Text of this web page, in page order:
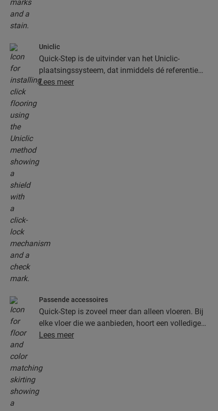
Uniclic
Quick-Step is de uitvinder van het Uniclic-
plaatsingssysteem, dat inmiddels dé referentie
onder de kliksystemen is. Gebruik het
Lees meer
Passende accessoires
Quick-Step is zoveel meer dan alleen vloeren. Bij
elke vloer die we aanbieden, hoort een volledige
collectie accessoires, inclusief ondervloeren,
Lees meer